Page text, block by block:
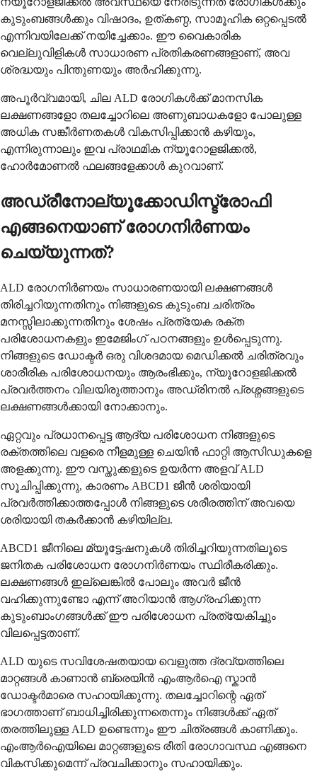
കുടുംബങ്ങൾക്കും വിഷാദം, ഉത്കണ്ഠ, സാമൂഹിക ഒറ്റപ്പെടൽ
എന്നിവയിലേക്ക് നയിച്ചേക്കാം. ഈ വൈകാരിക
വെല്ലുവിളികൾ സാധാരണ പ്രതികരണങ്ങളാണ്, അവ
ശ്രദ്ധയും പിന്തുണയും അർഹിക്കുന്നു.
അപൂർവ്വമായി, ചില ALD രോഗികൾക്ക് മാനസിക
ലക്ഷണങ്ങളോ തലച്ചോറിലെ അണുബാധകളോ പോലുള്ള
അധിക സങ്കീർണതകൾ വികസിപ്പിക്കാൻ കഴിയും,
എന്നിരുന്നാലും ഇവ പ്രാഥമിക ന്യൂറോളജിക്കൽ,
ഹോർമോണൽ ഫലങ്ങളേക്കാൾ കുറവാണ്.
അഡ്രീനോല്യൂക്കോഡിസ്ട്രോഫി
എങ്ങനെയാണ് രോഗനിർണയം
ചെയ്യുന്നത്?
ALD രോഗനിർണയം സാധാരണയായി ലക്ഷണങ്ങൾ
തിരിച്ചറിയുന്നതിനും നിങ്ങളുടെ കുടുംബ ചരിത്രം
മനസ്സിലാക്കുന്നതിനും ശേഷം പ്രത്യേക രക്ത
പരിശോധനകളും ഇമേജിംഗ് പഠനങ്ങളും ഉൾപ്പെടുന്നു.
നിങ്ങളുടെ ഡോക്ടർ ഒരു വിശദമായ മെഡിക്കൽ ചരിത്രവും
ശാരീരിക പരിശോധനയും ആരംഭിക്കും, ന്യൂറോളജിക്കൽ
പ്രവർത്തനം വിലയിരുത്താനും അഡ്രിനൽ പ്രശ്നങ്ങളുടെ
ലക്ഷണങ്ങൾക്കായി നോക്കാനും.
ഏറ്റവും പ്രധാനപ്പെട്ട ആദ്യ പരിശോധന നിങ്ങളുടെ
രക്തത്തിലെ വളരെ നീളമുള്ള ചെയിൻ ഫാറ്റി ആസിഡുകളെ
അളക്കുന്നു. ഈ വസ്തുക്കളുടെ ഉയർന്ന അളവ് ALD
സൂചിപ്പിക്കുന്നു, കാരണം ABCD1 ജീൻ ശരിയായി
പ്രവർത്തിക്കാത്തപ്പോൾ നിങ്ങളുടെ ശരീരത്തിന് അവയെ
ശരിയായി തകർക്കാൻ കഴിയില്ല.
ABCD1 ജീനിലെ മ്യൂട്ടേഷനുകൾ തിരിച്ചറിയുന്നതിലൂടെ
ജനിതക പരിശോധന രോഗനിർണയം സ്ഥിരീകരിക്കും.
ലക്ഷണങ്ങൾ ഇല്ലെങ്കിൽ പോലും അവർ ജീൻ
വഹിക്കുന്നുണ്ടോ എന്ന് അറിയാൻ ആഗ്രഹിക്കുന്ന
കുടുംബാംഗങ്ങൾക്ക് ഈ പരിശോധന പ്രത്യേകിച്ചും
വിലപ്പെട്ടതാണ്.
ALD യുടെ സവിശേഷതയായ വെളുത്ത ദ്രവ്യത്തിലെ
മാറ്റങ്ങൾ കാണാൻ ബ്രെയിൻ എംആർഐ സ്കാൻ
ഡോക്ടർമാരെ സഹായിക്കുന്നു. തലച്ചോറിന്റെ ഏത്
ഭാഗത്താണ് ബാധിച്ചിരിക്കുന്നതെന്നും നിങ്ങൾക്ക് ഏത്
തരത്തിലുള്ള ALD ഉണ്ടെന്നും ഈ ചിത്രങ്ങൾ കാണിക്കും.
എംആർഐയിലെ മാറ്റങ്ങളുടെ രീതി രോഗാവസ്ഥ എങ്ങനെ
വികസിക്കുമെന്ന് പ്രവചിക്കാനും സഹായിക്കും.